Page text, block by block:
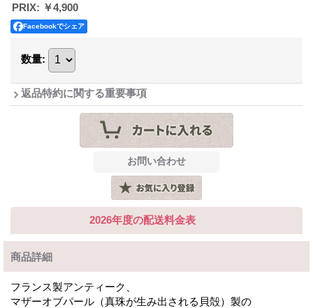
PRIX: ￥4,900
Facebookでシェア
数量:
返品特約に関する重要事項
2026年度の配送料金表
商品詳細
フランス製アンティーク、
マザーオブパール（真珠が生み出される貝殻）製の